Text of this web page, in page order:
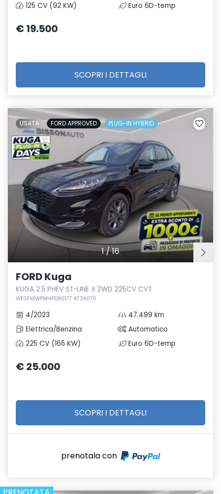
125 CV (92 KW)
Euro 6D-temp
€ 19.500
SCOPRI I DETTAGLI
1/16
USATA FORD APPROVED PLUG-IN HYBRID
FORD Kuga
KUGA 2.5 PHEV ST-LINE X 2WD 225CV CVT
WF0FXXWPMHPD80177 4739070
4/2023
47.499 km
Elettrica/Benzina
Automatico
225 CV (165 KW)
Euro 6D-temp
€ 25.000
SCOPRI I DETTAGLI
prenotala con